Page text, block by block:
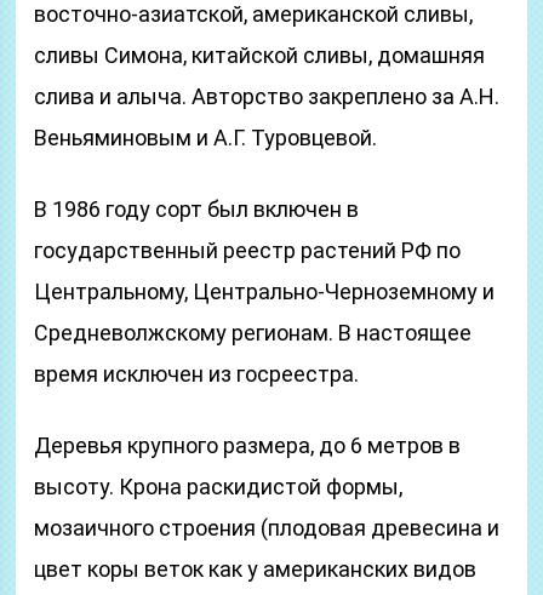
восточно-азиатской, американской сливы,
сливы Симона, китайской сливы, домашняя
слива и алыча. Авторство закреплено за А.Н.
Веньяминовым и А.Г. Туровцевой.
В 1986 году сорт был включен в
государственный реестр растений РФ по
Центральному, Центрально-Черноземному и
Средневолжскому регионам. В настоящее
время исключен из госреестра.
Деревья крупного размера, до 6 метров в
высоту. Крона раскидистой формы,
мозаичного строения (плодовая древесина и
цвет коры веток как у американских видов